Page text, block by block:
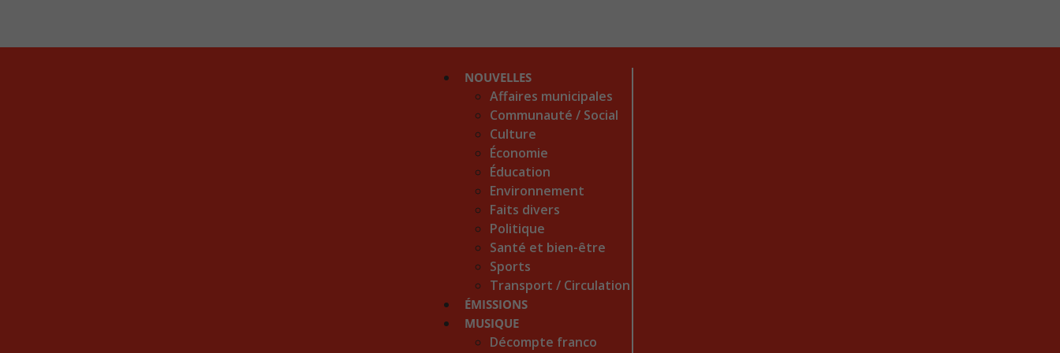
NOUVELLES
Affaires municipales
Communauté / Social
Culture
Économie
Éducation
Environnement
Faits divers
Politique
Santé et bien-être
Sports
Transport / Circulation
ÉMISSIONS
MUSIQUE
Décompte franco